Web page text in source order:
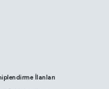
İlanları